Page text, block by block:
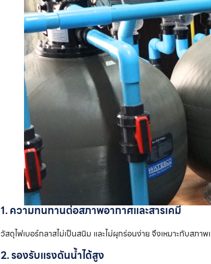
1. ความทนทานต่อสภาพอากาศและสารเคมี
วัสดุไฟเบอร์กลาสไม่เป็นสนิม และไม่ผุกร่อนง่าย จึงเหมาะกับสภ
2. รองรับแรงดันน้ำได้สูง